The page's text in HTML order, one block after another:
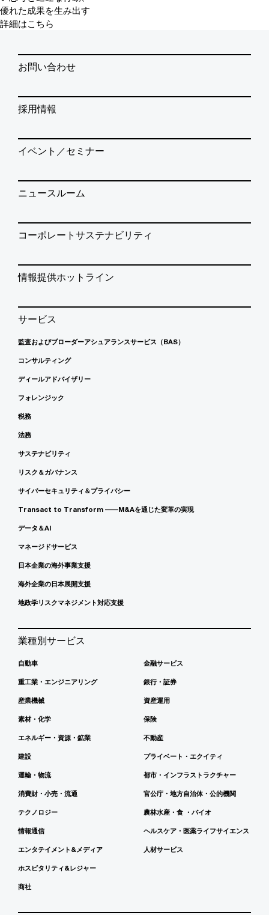
優れた成果を生み出す
詳細はこちら
お問い合わせ
採用情報
イベント／セミナー
ニュースルーム
コーポレートサステナビリティ
情報提供ホットライン
サービス
監査およびブローダーアシュアランスサービス（BAS）
コンサルティング
ディールアドバイザリー
フォレンジック
税務
法務
サステナビリティ
リスク＆ガバナンス
サイバーセキュリティ＆プライバシー
Transact to Transform ――M&Aを通じた変革の実現
データ＆AI
マネージドサービス
日本企業の海外事業支援
海外企業の日本展開支援
地政学リスクマネジメント対応支援
業種別サービス
自動車
重工業・エンジニアリング
産業機械
素材・化学
エネルギー・資源・鉱業
建設
運輸・物流
消費財・小売・流通
テクノロジー
情報通信
エンタテイメント&メディア
ホスピタリティ&レジャー
商社
金融サービス
銀行・証券
資産運用
保険
不動産
プライベート・エクイティ
都市・インフラストラクチャー
官公庁・地方自治体・公的機関
農林水産・食 ・バイオ
ヘルスケア・医薬ライフサイエンス
人材サービス